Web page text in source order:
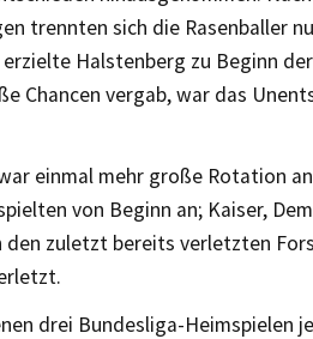
trennten sich die Rasenballer
Halstenberg zu Beginn
Chancen vergab, war das
einmal mehr große Rotation
von Beginn an; Kaiser,
den zuletzt bereits verletzten
drei Bundesliga-Heimspielen